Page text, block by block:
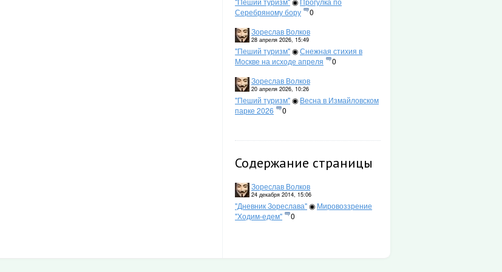
Серебряному бору
0
Зореслав Волков
28 апреля 2026, 15:49
"Пеший туризм"◉Снежная стихия в
Москве на исходе апреля
0
Зореслав Волков
20 апреля 2026, 10:26
"Пеший туризм"◉ Весна в Измайловском
парке 2026
0
Содержание страницы
Зореслав Волков
24 декабря 2014, 15:06
"Дневник Зореслава"◉ Мировоззрение
"Ходим-едем"
0